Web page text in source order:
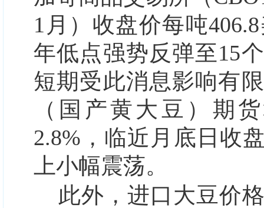
1月）收盘价每吨
年低点强势反弹至15
短期受此消息影响有
（国产黄大豆）期
2.8%，临近月底日收
上小幅震荡。
此外，进口大豆价